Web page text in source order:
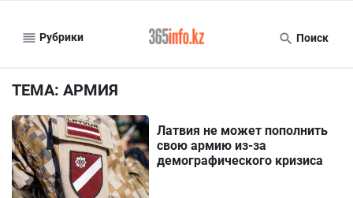
Рубрики Поиск
ТЕМА: АРМИЯ
Латвия не может пополнить
свою армию из-за
демографического кризиса